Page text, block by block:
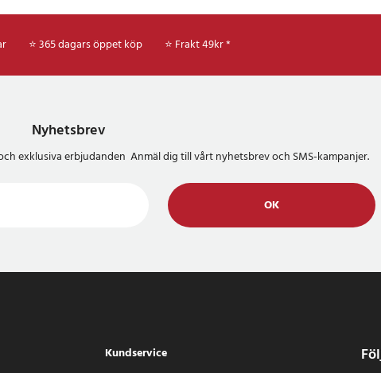
⭐ 365 dagars öppet köp ⭐ Frakt 49kr *
Nyhetsbrev
exklusiva erbjudanden Anmäl dig till vårt nyhetsbrev och SMS-kampanjer.
OK
Kundservice